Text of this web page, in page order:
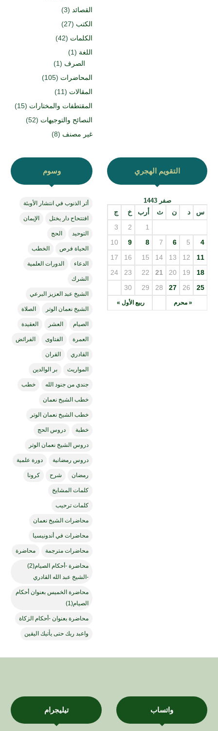
القصائد (3)
الكتب (27)
الكلمات (42)
اللغة (1)
الصرف (1)
المحاضرات (105)
المقالات (11)
المقتطفات والمختارات (15)
النصائح والتوجيهات (52)
غير مصنف (8)
التقويم الهجري
صفر 1443
س د ن ث أرب خ ج
« محرم ربيع الأول »
1
2
3
4
5
6
7
8
9
10
11
12
13
14
15
16
17
18
19
20
21
22
23
24
25
26
27
28
29
30
وسوم
أثر الذنوب في انتشار الأوبئة
افتتحاح دار يختل الإيمان
التوحيد الحج
الحياة فرص الخطب
الدعاء الدورات العلمية
الشرك
الشيخ عبد العزيز البرعي
الشيخ نعمان الوتر الصلاة
الصيام العشر العقيدة
العمرة الفتاوى الفرائض
القادري القران
المواريث بر الوالدين
جندي من جنود الله خطب
خطب الشيخ نعمان
خطب الشيخ نعمان الوتر
خطبة دروس الحج
دروس الشيخ نعمان الوتر
دروس رمضانية دورة علمية
رمضان شرح كرونا
كلمات المشايخ
كلمات ترحيب
محاضرات الشيخ نعمان
محاضرات في أندونيسيا
محاضرات مترجمة محاضرة
محاضرة -أحكام الصيام(2)
-الشيخ عبد الله القادري
محاضرة الخميس بعنوان أحكام
الصيام(1)
محاضرة بعنوان -أحكام الزكاة
واعبد ربك حتى يأتيك اليقين
واتساب تيليجرام